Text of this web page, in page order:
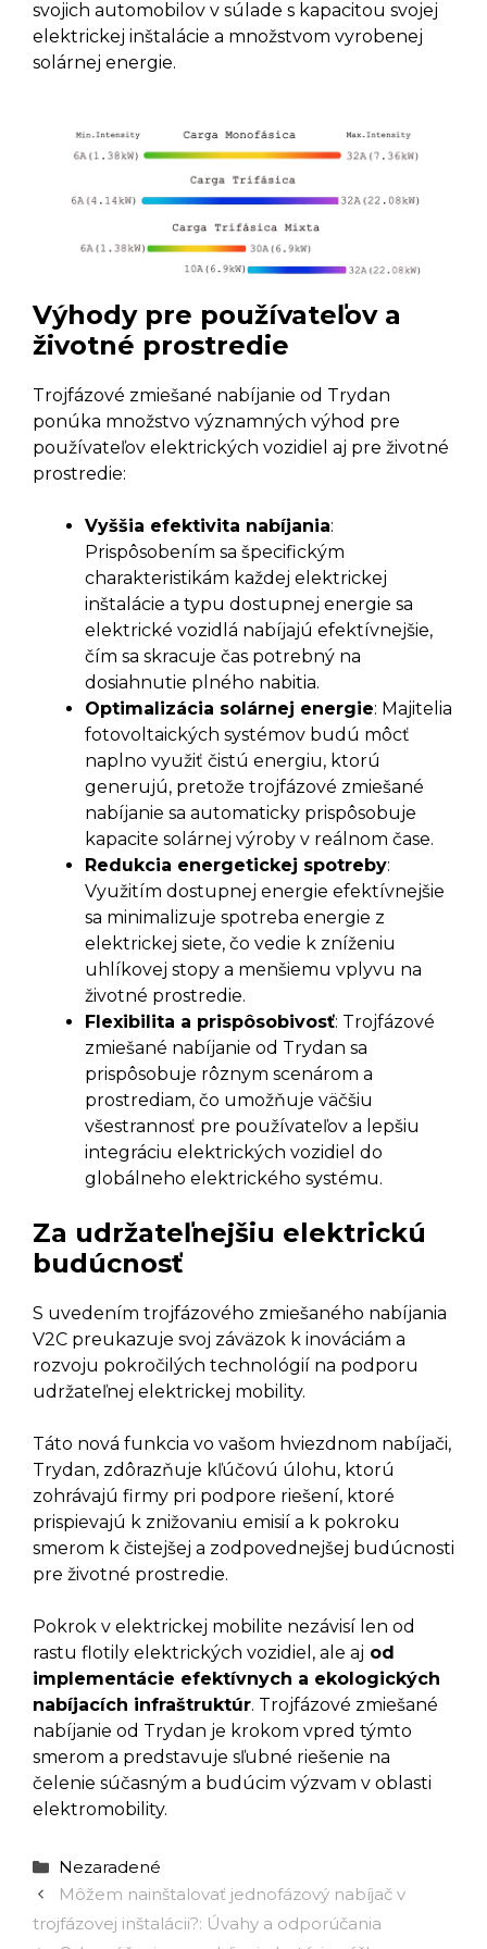
svojich automobilov v súlade s kapacitou svojej
elektrickej inštalácie a množstvom vyrobenej
solárnej energie.
Výhody pre používateľov a
životné prostredie
Trojfázové zmiešané nabíjanie od Trydan
ponúka množstvo významných výhod pre
používateľov elektrických vozidiel aj pre životné
prostredie:
Vyššia efektivita nabíjania:
Prispôsobením sa špecifickým
charakteristikám každej elektrickej
inštalácie a typu dostupnej energie sa
elektrické vozidlá nabíjajú efektívnejšie,
čím sa skracuje čas potrebný na
dosiahnutie plného nabitia.
Optimalizácia solárnej energie: Majitelia
fotovoltaických systémov budú môcť
naplno využiť čistú energiu, ktorú
generujú, pretože trojfázové zmiešané
nabíjanie sa automaticky prispôsobuje
kapacite solárnej výroby v reálnom čase.
Redukcia energetickej spotreby:
Využitím dostupnej energie efektívnejšie
sa minimalizuje spotreba energie z
elektrickej siete, čo vedie k zníženiu
uhlíkovej stopy a menšiemu vplyvu na
životné prostredie.
Flexibilita a prispôsobivosť: Trojfázové
zmiešané nabíjanie od Trydan sa
prispôsobuje rôznym scenárom a
prostrediam, čo umožňuje väčšiu
všestrannosť pre používateľov a lepšiu
integráciu elektrických vozidiel do
globálneho elektrického systému.
Za udržateľnejšiu elektrickú
budúcnosť
S uvedením trojfázového zmiešaného nabíjania
V2C preukazuje svoj záväzok k inováciám a
rozvoju pokročilých technológií na podporu
udržateľnej elektrickej mobility.
Táto nová funkcia vo vašom hviezdnom nabíjači,
Trydan, zdôrazňuje kľúčovú úlohu, ktorú
zohrávajú firmy pri podpore riešení, ktoré
prispievajú k znižovaniu emisií a k pokroku
smerom k čistejšej a zodpovednejšej budúcnosti
pre životné prostredie.
Pokrok v elektrickej mobilite nezávisí len od
rastu flotily elektrických vozidiel, ale aj od
implementácie efektívnych a ekologických
nabíjacích infraštruktúr. Trojfázové zmiešané
nabíjanie od Trydan je krokom vpred týmto
smerom a predstavuje sľubné riešenie na
čelenie súčasným a budúcim výzvam v oblasti
elektromobility.
Kategórie
Nezaradené
Môžem nainštalovať jednofázový nabíjač v
trojfázovej inštalácii?: Úvahy a odporúčania